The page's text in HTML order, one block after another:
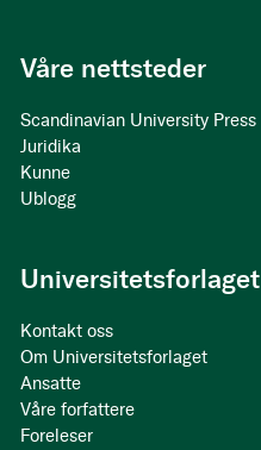
Våre nettsteder
Scandinavian University Press
Juridika
Kunne
Ublogg
Universitetsforlaget
Kontakt oss
Om Universitetsforlaget
Ansatte
Våre forfattere
Foreleser